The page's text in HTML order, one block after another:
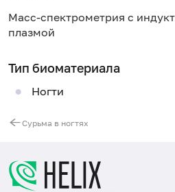
Масс-спектрометрия с
плазмой
Тип биоматериала
Ногти
Сурьма в ногтях